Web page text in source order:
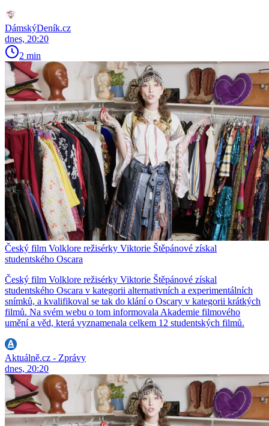
DámskýDeník.cz
dnes, 20:20
2 min
Český film Volklore režisérky Viktorie Štěpánové získal
studentského Oscara
Český film Volklore režisérky Viktorie Štěpánové získal
studentského Oscara v kategorii alternativních a experimentálních
snímků, a kvalifikoval se tak do klání o Oscary v kategorii krátkých
filmů. Na svém webu o tom informovala Akademie filmového
umění a věd, která vyznamenala celkem 12 studentských filmů.
Aktuálně.cz - Zprávy
dnes, 20:20